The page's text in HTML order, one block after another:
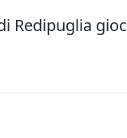
Redipuglia